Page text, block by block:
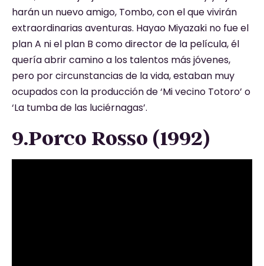
harán un nuevo amigo, Tombo, con el que vivirán
extraordinarias aventuras. Hayao Miyazaki no fue el
plan A ni el plan B como director de la película, él
quería abrir camino a los talentos más jóvenes,
pero por circunstancias de la vida, estaban muy
ocupados con la producción de ‘Mi vecino Totoro’ o
‘La tumba de las luciérnagas’.
9.Porco Rosso (1992)